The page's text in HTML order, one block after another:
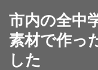
市内の全中
素材で作っ
した